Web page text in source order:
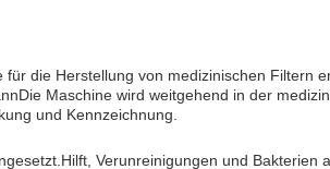
die Herstellung von medizinischen Filtern
Maschine wird weitgehend in der
und Kennzeichnung.
Verunreinigungen und Bakterien